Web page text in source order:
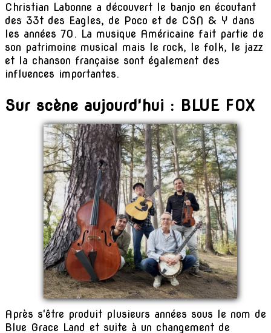
Christian Labonne a découvert le banjo en écoutant
des 33t des Eagles, de Poco et de CSN & Y dans
les années 70. La musique Américaine fait partie de
son patrimoine musical mais le rock, le folk, le jazz
et la chanson française sont également des
influences importantes.
Sur scène aujourd'hui : BLUE FOX
Après s'être produit plusieurs années sous le nom de
Blue Grace Land et suite à un changement de